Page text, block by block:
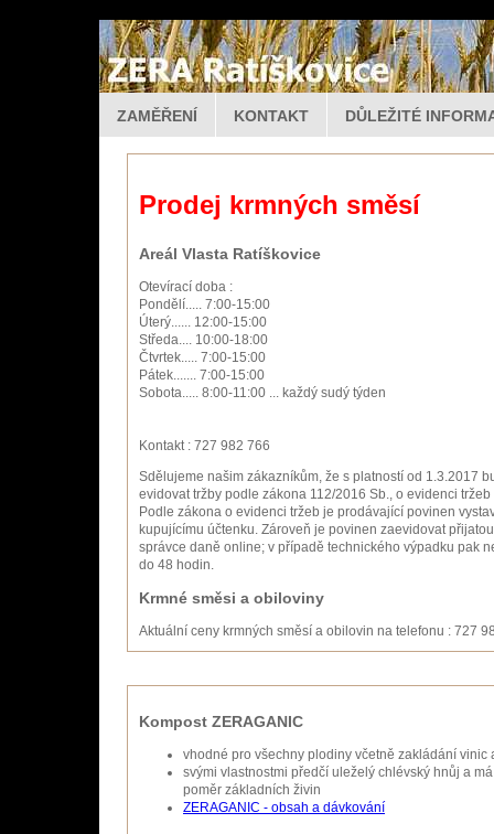
ZAMĚŘENÍ KONTAKT DŮLEŽITÉ
Prodej krmných směsí
Areál Vlasta Ratíškovice
Otevírací doba :
Pondělí..... 7:00-15:00
Úterý...... 12:00-15:00
Středa.... 10:00-18:00
Čtvrtek..... 7:00-15:00
Pátek....... 7:00-15:00
Sobota..... 8:00-11:00 ... každý sudý týden
Kontakt : 727 982 766
Sdělujeme našim zákazníkům, že s platností od 1.3.2017
evidovat tržby podle zákona 112/2016 Sb., o evidenci tržeb
Podle zákona o evidenci tržeb je prodávající povinen
kupujícímu účtenku. Zároveň je povinen zaevidovat
správce daně online; v případě technického výpadku pak
do 48 hodin.
Krmné směsi a obiloviny
Aktuální ceny krmných směsí a obilovin na telefonu : 727
Kompost ZERAGANIC
vhodné pro všechny plodiny včetně zakládání vinic
svými vlastnostmi předčí uleželý chlévský hnůj a
poměr základních živin
ZERAGANIC - obsah a dávkování